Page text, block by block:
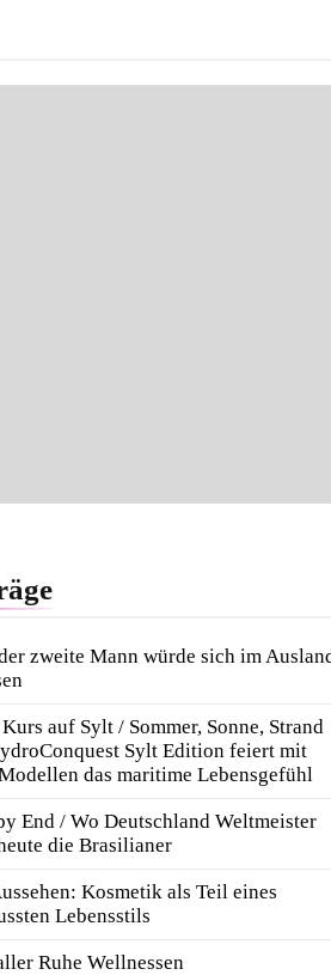
erneut für beste
ausgezeichnet / Handelsblatt-
zum siebten Mal in Folge vorn
zweite Mann würde sich im
auf Sylt / Sommer, Sonne, Strand
Sylt Edition feiert mit
das maritime Lebensgefühl
End / Wo Deutschland Weltmeister
die Brasilianer
Kosmetik als Teil eines
Lebensstils
Ruhe Wellnessen